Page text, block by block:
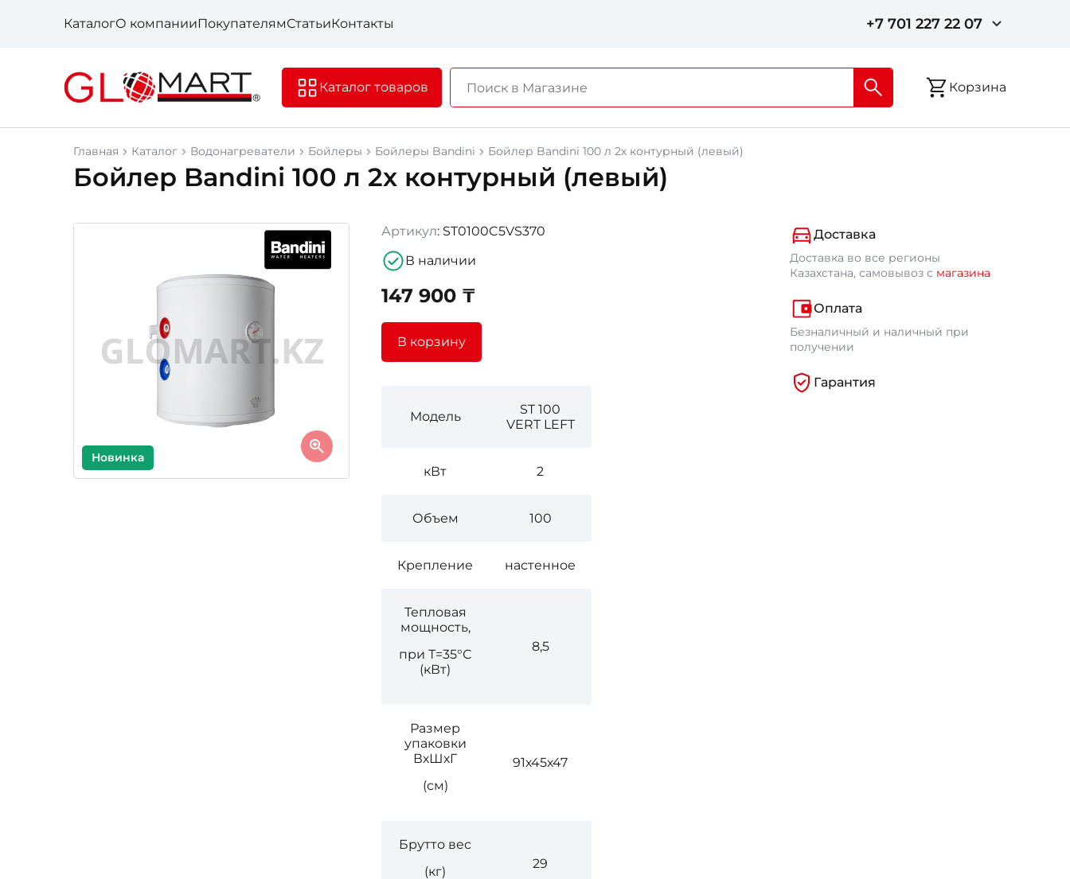
КаталогО компанииПокупателямСтатьиКонтакты +7 701 227 22 07
Каталог товаров Корзина
Главная Каталог Водонагреватели Бойлеры Бойлеры Bandini Бойлер Bandini 100 л 2х контурный (левый)
Бойлер Bandini 100 л 2х контурный (левый)
Новинка
Артикул: ST0100C5VS370
В наличии
147 900 ₸
В корзину
Модель
ST 100
VERT LEFT
кВт 2
Объем 100
Крепление настенное
Тепловая
мощность,
при Т=35°С
(кВт)
8,5
Размер
упаковки
ВхШхГ
(см)
91х45х47
Брутто вес
(кг)
29
Доставка
Доставка во все регионы
Казахстана, самовывоз с магазина
Оплата
Безналичный и наличный при
получении
Гарантия